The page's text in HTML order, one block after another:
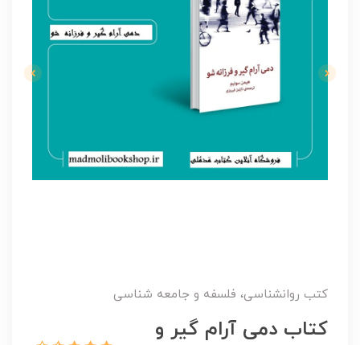
کتب روانشناسی، فلسفه و جامعه شناسی
کتاب دمی آرام گیر و